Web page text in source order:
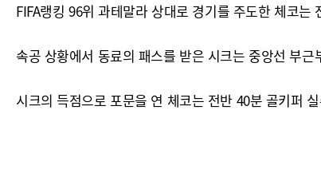
FIFA랭킹 96위 과테말라 상대로 경기를 주도한 체코
속공 상황에서 동료의 패스를 받은 시크는 중앙선 부
시크의 득점으로 포문을 연 체코는 전반 40분 골키퍼